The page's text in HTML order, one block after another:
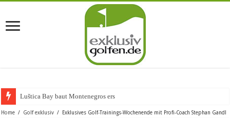
Luštica Bay baut Montenegros erste Golf-Co
Home / Golf exklusiv / Exklusives Golf-Trainings-Wochenende mit Profi-Coach Stephan Gandl